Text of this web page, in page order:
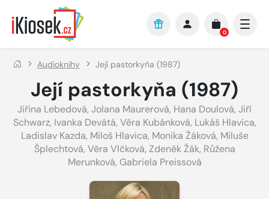
Přejít na hlavní obsah
0
Audioknihy Její pastorkyňa (1987)
Její pastorkyňa (1987)
Jiřina Lebedová, Jolana Maurerová, Hana Doulová, Jiří
Schwarz, Ivanka Devátá, Věra Kubánková, Lukáš Hlavica,
Ladislav Kazda, Miloš Hlavica, Monika Žáková, Miluše
Šplechtová, Věra Vlčková, Zdeněk Žák, Růžena
Merunková, Gabriela Preissová